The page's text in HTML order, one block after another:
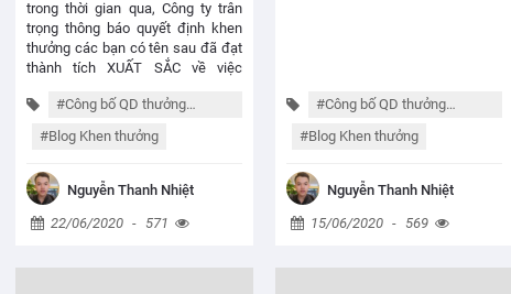
trong thời gian qua, Công ty trân
trọng thông báo quyết định khen
thưởng các bạn có tên sau đã đạt
thành tích XUẤT SẮC về việc
#Công bố QD thưởng
#Blog Khen thưởng
Nguyễn Thanh Nhiệt
22/06/2020 - 571
#Công bố QD thưởng
#Blog Khen thưởng
Nguyễn Thanh Nhiệt
15/06/2020 - 569